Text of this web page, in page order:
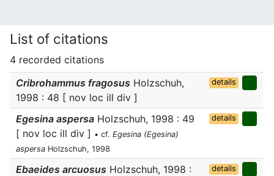
List of citations
4 recorded citations
Cribrohammus fragosus Holzschuh,
1998 : 48 [ nov loc ill div ]
details
Egesina aspersa Holzschuh, 1998 : 49
[ nov loc ill div ] • cf. Egesina (Egesina)
aspersa Holzschuh, 1998
details
Ebaeides arcuosus Holzschuh, 1998 :
details